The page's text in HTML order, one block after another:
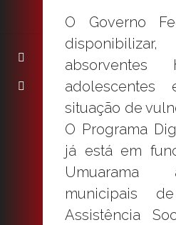
O Governo
absorventes
situação de
O Programa
já está em
Umuarama
municipais
Assistência